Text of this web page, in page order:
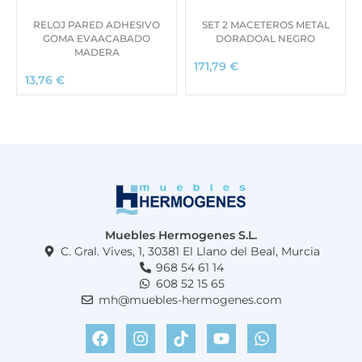
RELOJ PARED ADHESIVO
GOMA EVAACABADO
MADERA
13,76 €
SET 2 MACETEROS METAL
DORADOAL NEGRO
171,79 €
Muebles Hermogenes S.L.
C. Gral. Vives, 1, 30381 El Llano del Beal, Murcia
968 54 61 14
608 52 15 65
mh@muebles-hermogenes.com
F
a
c
I
n
s
T
i
k
Y
o
u
W
h
a